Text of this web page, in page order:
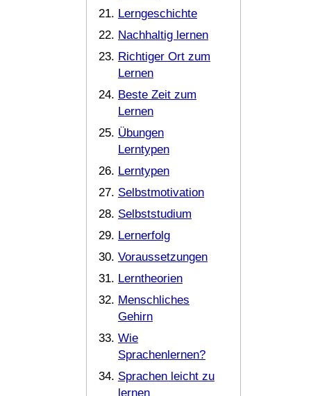
Lerngeschichte
Nachhaltig lernen
Richtiger Ort zum
Lernen
Beste Zeit zum
Lernen
Übungen
Lerntypen
Lerntypen
Selbstmotivation
Selbststudium
Lernerfolg
Voraussetzungen
Lerntheorien
Menschliches
Gehirn
Wie
Sprachenlernen?
Sprachen leicht zu
lernen